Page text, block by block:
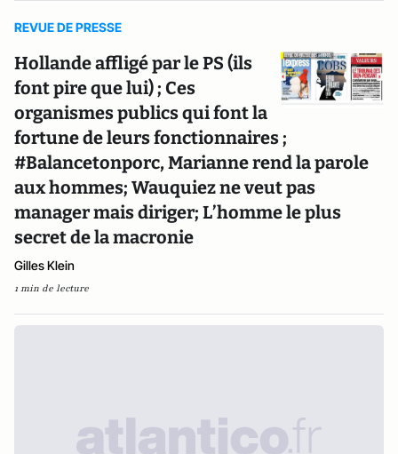
REVUE DE PRESSE
Hollande affligé par le PS (ils
font pire que lui) ; Ces
organismes publics qui font la
fortune de leurs fonctionnaires ;
#Balancetonporc, Marianne rend la parole
aux hommes; Wauquiez ne veut pas
manager mais diriger; L’homme le plus
secret de la macronie
Gilles Klein
1 min de lecture